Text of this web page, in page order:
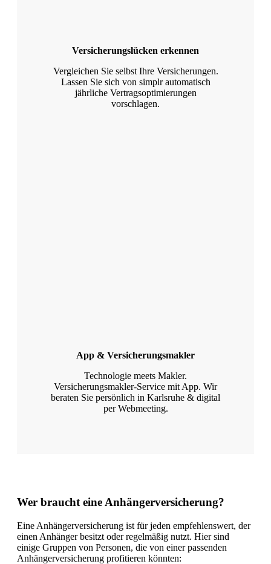
Versicherungslücken erkennen
Vergleichen Sie selbst Ihre Versicherungen.
Lassen Sie sich von simplr automatisch
jährliche Vertragsoptimierungen
vorschlagen.
App & Versicherungsmakler
Technologie meets Makler.
Versicherungsmakler-Service mit App. Wir
beraten Sie persönlich in Karlsruhe & digital
per Webmeeting.
Wer braucht eine Anhängerversicherung?
Eine Anhängerversicherung ist für jeden empfehlenswert, der
einen Anhänger besitzt oder regelmäßig nutzt. Hier sind
einige Gruppen von Personen, die von einer passenden
Anhängerversicherung profitieren könnten: